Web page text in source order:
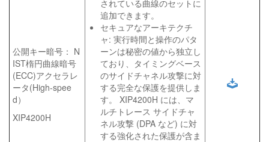
公開キー暗号： N
IST楕円曲線暗号
(ECC)アクセラレ
ータ(High-spee
d）
XIP4200H
されている曲線のセットに
追加できます。
セキュアなアーキテクチ
ャ: 実行時間と操作のパタ
ーンは秘密の値から独立し
ており、タイミングベース
のサイドチャネル攻撃に対
する完全な保護を提供しま
す。 XIP4200H には、マ
ルチトレース サイドチャ
ネル攻撃 (DPA など) に対
する強化された保護が含ま